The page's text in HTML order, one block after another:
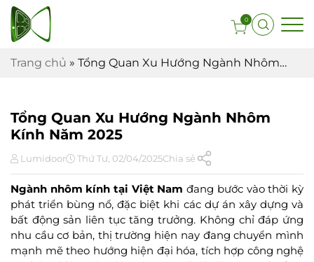
0
Trang chủ » Tổng Quan Xu Hướng Ngành Nhôm
Tổng Quan Xu Hướng Ngành Nhôm
Kính Năm 2025
Lumidoor Thứ Tư, 02/04/2025Chia sẻ
Ngành nhôm kính tại Việt Nam đang bước vào thời kỳ
phát triển bùng nổ, đặc biệt khi các dự án xây dựng và
bất động sản liên tục tăng trưởng. Không chỉ đáp ứng
nhu cầu cơ bản, thị trường hiện nay đang chuyển mình
mạnh mẽ theo hướng hiện đại hóa, tích hợp công nghệ